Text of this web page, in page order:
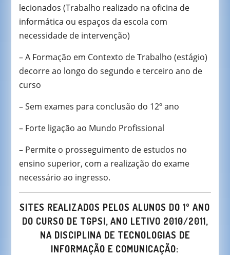
lecionados (Trabalho realizado na oficina de
informática ou espaços da escola com
necessidade de intervenção)
– A Formação em Contexto de Trabalho (estágio)
decorre ao longo do segundo e terceiro ano de
curso
– Sem exames para conclusão do 12º ano
– Forte ligação ao Mundo Profissional
– Permite o prosseguimento de estudos no
ensino superior, com a realização do exame
necessário ao ingresso.
SITES REALIZADOS PELOS ALUNOS DO 1º ANO
DO CURSO DE TGPSI,ANO LETIVO 2010/2011,
NA DISCIPLINA DE TECNOLOGIAS DE
INFORMAÇÃO E COMUNICAÇÃO: